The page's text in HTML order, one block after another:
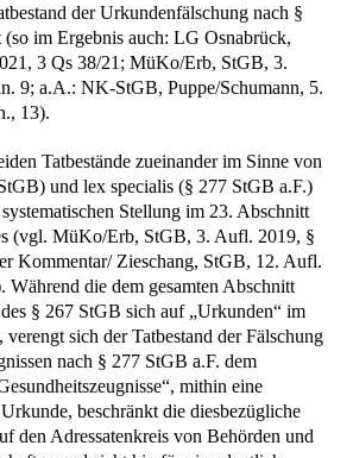
der Urkundenfälschung nach §
im Ergebnis auch: LG Osnabrück,
3 Qs 38/21; MüKo/Erb, StGB, 3.
9; a.A.: NK-StGB, Puppe/Schumann, 5.
13).
Tatbestände zueinander im Sinne von
und lex specialis (§ 277 StGB a.F.)
Stellung im 23. Abschnitt
(vgl. MüKo/Erb, StGB, 3. Aufl. 2019, §
Kommentar/ Zieschang, StGB, 12. Aufl.
Während die dem gesamten Abschnitt
§ 267 StGB sich auf „Urkunden“ im
sich der Tatbestand der Fälschung
nach § 277 StGB a.F. dem
mithin eine
beschränkt die diesbezügliche
den Adressatenkreis von Behörden und